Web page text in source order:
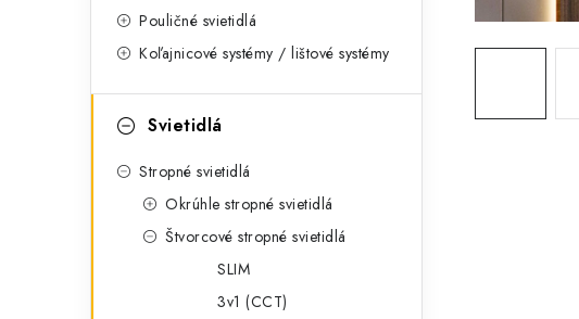
l
Pouličné svietidlá
Koľajnicové systémy / lištové systémy
Svietidlá
Stropné svietidlá
Okrúhle stropné svietidlá
Štvorcové stropné svietidlá
SLIM
3v1 (CCT)